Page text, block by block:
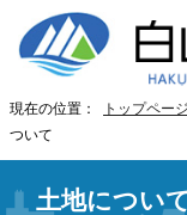
現在の位置： トップページ
ついて
土地につい